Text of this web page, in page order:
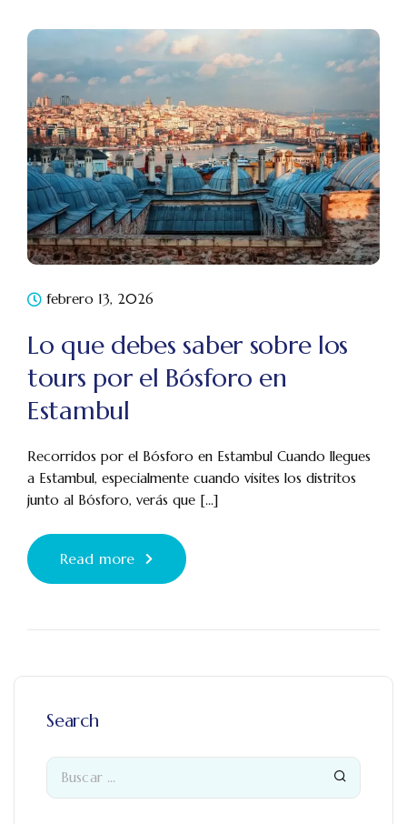
febrero 13, 2026
Lo que debes saber sobre los
tours por el Bósforo en
Estambul
Recorridos por el Bósforo en Estambul Cuando llegues
a Estambul, especialmente cuando visites los distritos
junto al Bósforo, verás que [...]
Read more
Search